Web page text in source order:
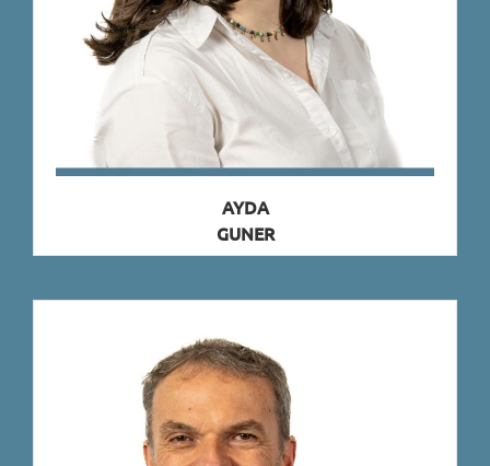
AYDA
GUNER